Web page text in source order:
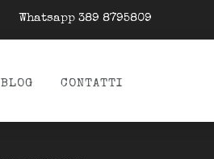
Whatsapp 389 8795809
BLOG CONTATTI